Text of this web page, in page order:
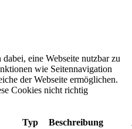
eine Webseite nutzbar zu
wie Seitennavigation
der Webseite ermöglichen.
Cookies nicht richtig
Typ Beschreibung